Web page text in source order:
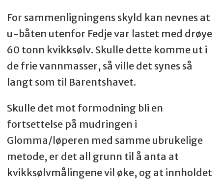
For sammenligningens skyld kan nevnes at
u-båten utenfor Fedje var lastet med drøye
60 tonn kvikksølv. Skulle dette komme ut i
de frie vannmasser, så ville det synes så
langt som til Barentshavet.
Skulle det mot formodning bli en
fortsettelse på mudringen i
Glomma/løperen med samme ubrukelige
metode, er det all grunn til å anta at
kvikksølvmålingene vil øke, og at innholdet